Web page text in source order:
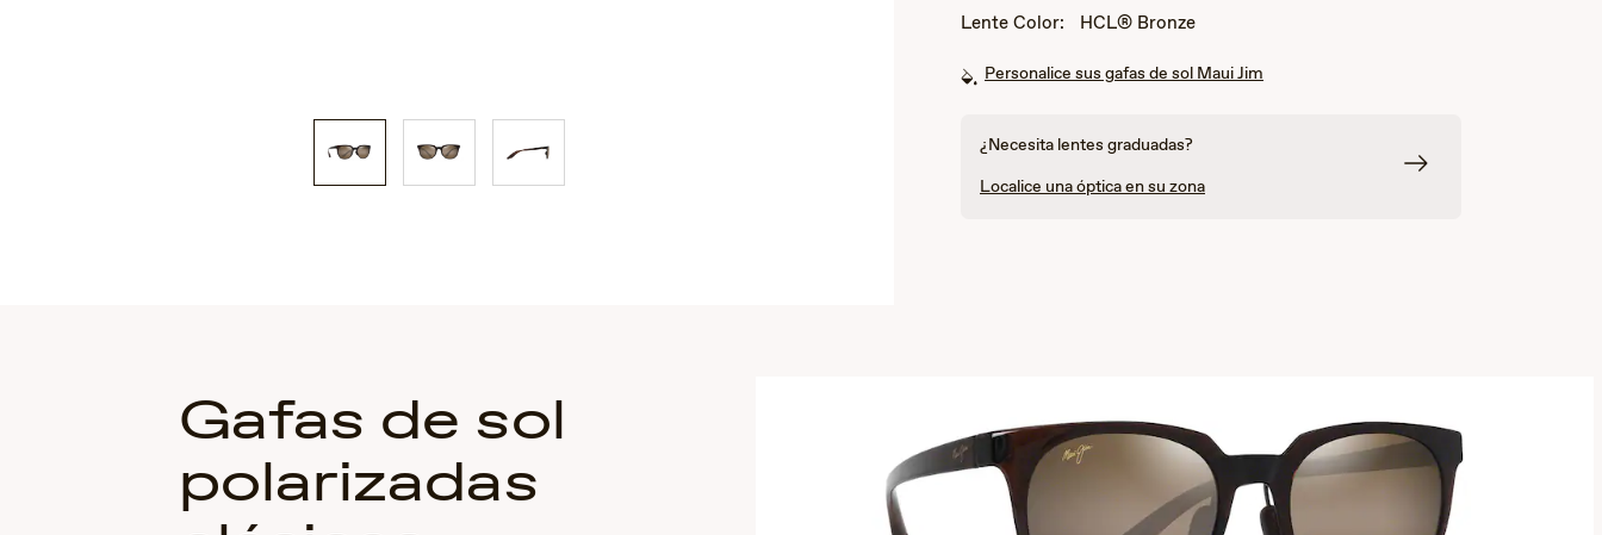
Lente Color:
HCL® Bronze
Personalice sus gafas de sol Maui Jim
¿Necesita lentes graduadas?
Localice una óptica en su zona
Gafas de sol
polarizadas